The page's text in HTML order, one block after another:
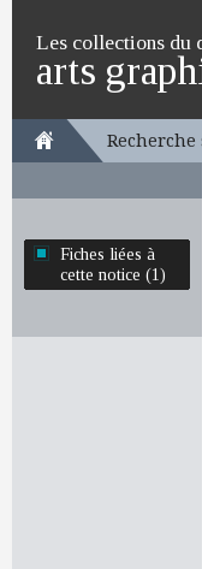
Les collections du
arts
Recherche
Fiches liées à
cette notice (1)